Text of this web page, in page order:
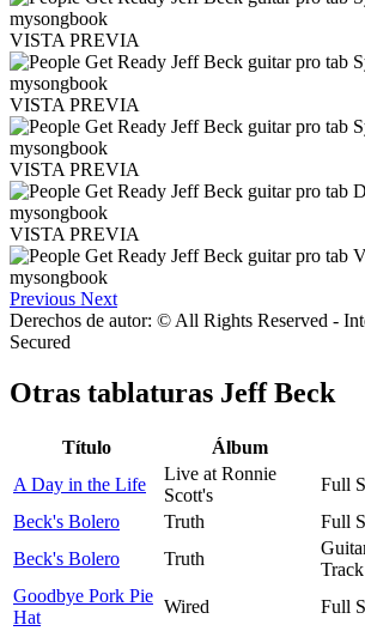
VISTA PREVIA
VISTA PREVIA
VISTA PREVIA
VISTA PREVIA
Previous Next
Derechos de autor: © All Rights Reserved -
Secured
Otras tablaturas Jeff Beck
Título Álbum
A Day in the Life
Live at Ronnie
Scott's
Full
Beck's Bolero
Truth
Full
Beck's Bolero
Truth
Track
Goodbye Pork Pie
Hat
Wired
Full